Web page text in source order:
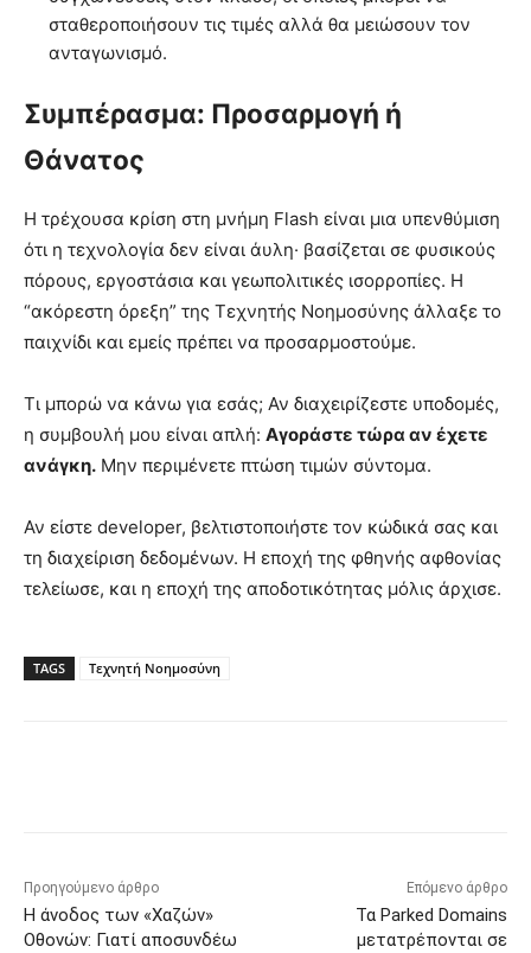
σταθεροποιήσουν τις τιμές αλλά θα μειώσουν τον
ανταγωνισμό.
Συμπέρασμα: Προσαρμογή ή
Θάνατος
Η τρέχουσα κρίση στη μνήμη Flash είναι μια υπενθύμιση
ότι η τεχνολογία δεν είναι άυλη· βασίζεται σε φυσικούς
πόρους, εργοστάσια και γεωπολιτικές ισορροπίες. Η
“ακόρεστη όρεξη” της Τεχνητής Νοημοσύνης άλλαξε το
παιχνίδι και εμείς πρέπει να προσαρμοστούμε.
Τι μπορώ να κάνω για εσάς; Αν διαχειρίζεστε υποδομές,
η συμβουλή μου είναι απλή: Αγοράστε τώρα αν έχετε
ανάγκη. Μην περιμένετε πτώση τιμών σύντομα.
Αν είστε developer, βελτιστοποιήστε τον κώδικά σας και
τη διαχείριση δεδομένων. Η εποχή της φθηνής αφθονίας
τελείωσε, και η εποχή της αποδοτικότητας μόλις άρχισε.
TAGS Τεχνητή Νοημοσύνη
Προηγούμενο άρθρο
Η άνοδος των «Χαζών»
Οθονών: Γιατί αποσυνδέω
Επόμενο άρθρο
Τα Parked Domains
μετατρέπονται σε